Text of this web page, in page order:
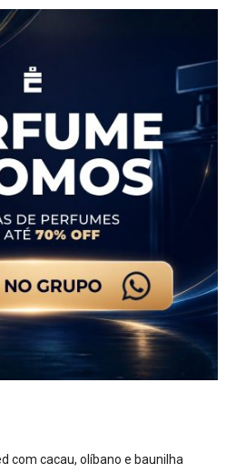
com cacau, olíbano e baunilha